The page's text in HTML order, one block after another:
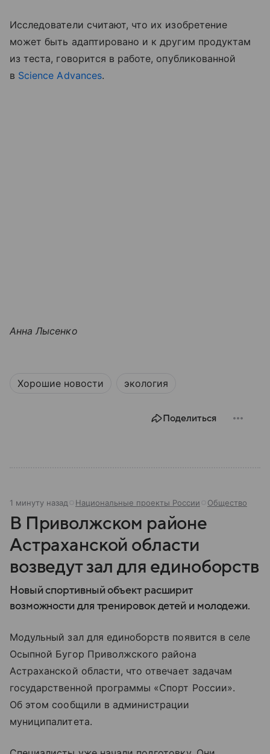
Исследователи считают, что их изобретение
может быть адаптировано и к другим продуктам
из теста, говорится в работе, опубликованной
в Science Advances.
Анна Лысенко
Хорошие новости экология
Поделиться
1 минуту назад Национальные проекты России Общество
В Приволжском районе
Астраханской области
возведут зал для единоборств
Новый спортивный объект расширит
возможности для тренировок детей и молодежи.
Модульный зал для единоборств появится в селе
Осыпной Бугор Приволжского района
Астраханской области, что отвечает задачам
государственной программы «Спорт России».
Об этом сообщили в администрации
муниципалитета.